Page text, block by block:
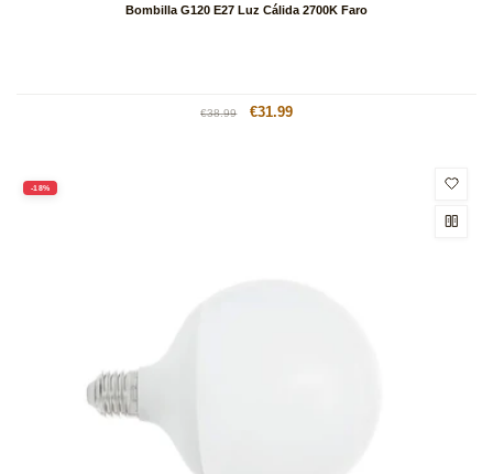
Bombilla G120 E27 Luz Cálida 2700K Faro
Precio
€38.99
Precio
€31.99
-18%